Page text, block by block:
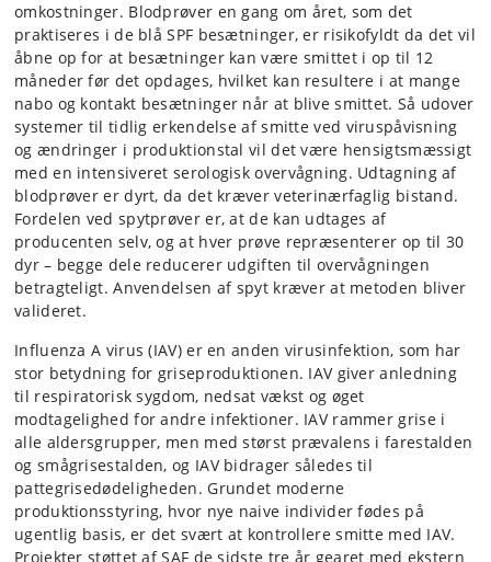
omkostninger. Blodprøver en gang om året, som det
praktiseres i de blå SPF besætninger, er risikofyldt da det vil
åbne op for at besætninger kan være smittet i op til 12
måneder før det opdages, hvilket kan resultere i at mange
nabo og kontakt besætninger når at blive smittet. Så udover
systemer til tidlig erkendelse af smitte ved viruspåvisning
og ændringer i produktionstal vil det være hensigtsmæssigt
med en intensiveret serologisk overvågning. Udtagning af
blodprøver er dyrt, da det kræver veterinærfaglig bistand.
Fordelen ved spytprøver er, at de kan udtages af
producenten selv, og at hver prøve repræsenterer op til 30
dyr – begge dele reducerer udgiften til overvågningen
betragteligt. Anvendelsen af spyt kræver at metoden bliver
valideret.
Influenza A virus (IAV) er en anden virusinfektion, som har
stor betydning for griseproduktionen. IAV giver anledning
til respiratorisk sygdom, nedsat vækst og øget
modtagelighed for andre infektioner. IAV rammer grise i
alle aldersgrupper, men med størst prævalens i farestalden
og smågrisestalden, og IAV bidrager således til
pattegrisedødeligheden. Grundet moderne
produktionsstyring, hvor nye naive individer fødes på
ugentlig basis, er det svært at kontrollere smitte med IAV.
Projekter støttet af SAF de sidste tre år gearet med ekstern